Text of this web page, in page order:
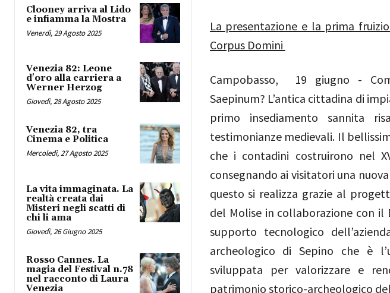
Clooney arriva al Lido
e infiamma la Mostra
Venerdì, 29 Agosto 2025
Venezia 82: Leone
d'oro alla carriera a
Werner Herzog
Giovedì, 28 Agosto 2025
Venezia 82, tra
Cinema e Politica
Mercoledì, 27 Agosto 2025
La vita immaginata. La
realtà creata dai
Misteri negli scatti di
chi li ama
Giovedì, 26 Giugno 2025
Rosso Cannes. La
magia del Festival n.78
nel racconto di Laura
Venezia
La presentazione e la prima
Corpus Domini
Campobasso, 19 giugno -
Saepinum? L’antica cittadina di
primo insediamento sannita
testimonianze medievali. Il
che i contadini costruirono nel
consegnando ai visitatori una
questo si realizza grazie al
del Molise in collaborazione con
supporto tecnologico
archeologico di Sepino che è
sviluppata per valorizzare e
patrimonio storico-archeologico